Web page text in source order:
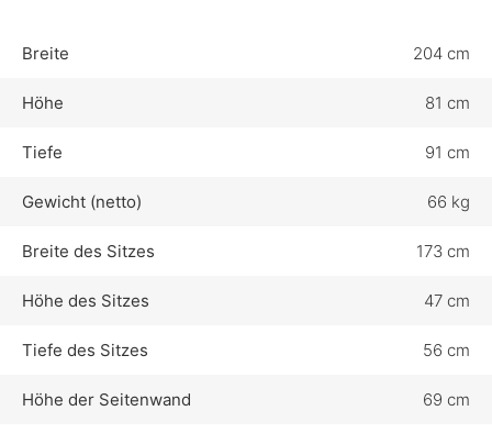
Breite 204 cm
Höhe 81 cm
Tiefe 91 cm
Gewicht (netto) 66 kg
Breite des Sitzes 173 cm
Höhe des Sitzes 47 cm
Tiefe des Sitzes 56 cm
Höhe der Seitenwand 69 cm